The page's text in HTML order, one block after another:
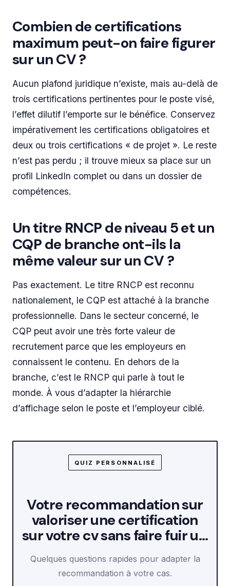
Combien de certifications
maximum peut-on faire figurer
sur un CV ?
Aucun plafond juridique n’existe, mais au-delà de
trois certifications pertinentes pour le poste visé,
l’effet dilutif l’emporte sur le bénéfice. Conservez
impérativement les certifications obligatoires et
deux ou trois certifications « de projet ». Le reste
n’est pas perdu ; il trouve mieux sa place sur un
profil LinkedIn complet ou dans un dossier de
compétences.
Un titre RNCP de niveau 5 et un
CQP de branche ont-ils la
même valeur sur un CV ?
Pas exactement. Le titre RNCP est reconnu
nationalement, le CQP est attaché à la branche
professionnelle. Dans le secteur concerné, le
CQP peut avoir une très forte valeur de
recrutement parce que les employeurs en
connaissent le contenu. En dehors de la
branche, c’est le RNCP qui parle à tout le
monde. À vous d’adapter la hiérarchie
d’affichage selon le poste et l’employeur ciblé.
QUIZ PERSONNALISÉ
Votre recommandation sur
valoriser une certification
sur votre cv sans faire fuir u…
Quelques questions rapides pour adapter la
recommandation à votre cas.